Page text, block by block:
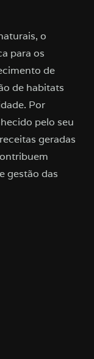
o
para os
de
de habitats
Por
pelo seu
geradas
gestão das